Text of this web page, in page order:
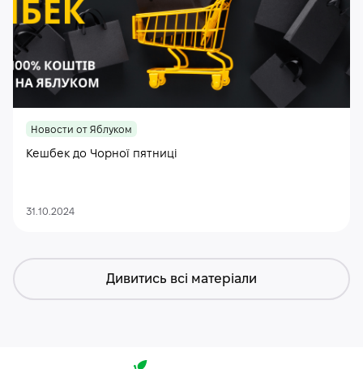
Новости от Яблуком
Кешбек до Чорної пятниці
31.10.2024
Дивитись всі матеріали